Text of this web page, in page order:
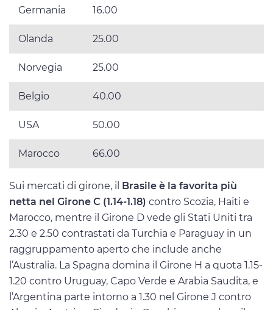
Germania 16.00
Olanda 25.00
Norvegia 25.00
Belgio 40.00
USA 50.00
Marocco 66.00
Sui mercati di girone, il Brasile è la favorita più
netta nel Girone C (1.14-1.18) contro Scozia, Haiti e
Marocco, mentre il Girone D vede gli Stati Uniti tra
2.30 e 2.50 contrastati da Turchia e Paraguay in un
raggruppamento aperto che include anche
l’Australia. La Spagna domina il Girone H a quota 1.15-
1.20 contro Uruguay, Capo Verde e Arabia Saudita, e
l’Argentina parte intorno a 1.30 nel Girone J contro